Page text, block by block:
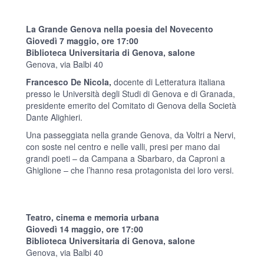
La Grande Genova nella poesia del Novecento
Giovedì 7 maggio, ore 17:00
Biblioteca Universitaria di Genova, salone
Genova, via Balbi 40
Francesco De Nicola, docente di Letteratura italiana
presso le Università degli Studi di Genova e di Granada,
presidente emerito del Comitato di Genova della Società
Dante Alighieri.
Una passeggiata nella grande Genova, da Voltri a Nervi,
con soste nel centro e nelle valli, presi per mano dai
grandi poeti – da Campana a Sbarbaro, da Caproni a
Ghiglione – che l’hanno resa protagonista dei loro versi.
Teatro, cinema e memoria urbana
Giovedì 14 maggio, ore 17:00
Biblioteca Universitaria di Genova, salone
Genova, via Balbi 40